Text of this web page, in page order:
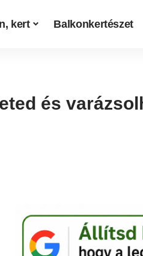
kert Balkonkertészet
és